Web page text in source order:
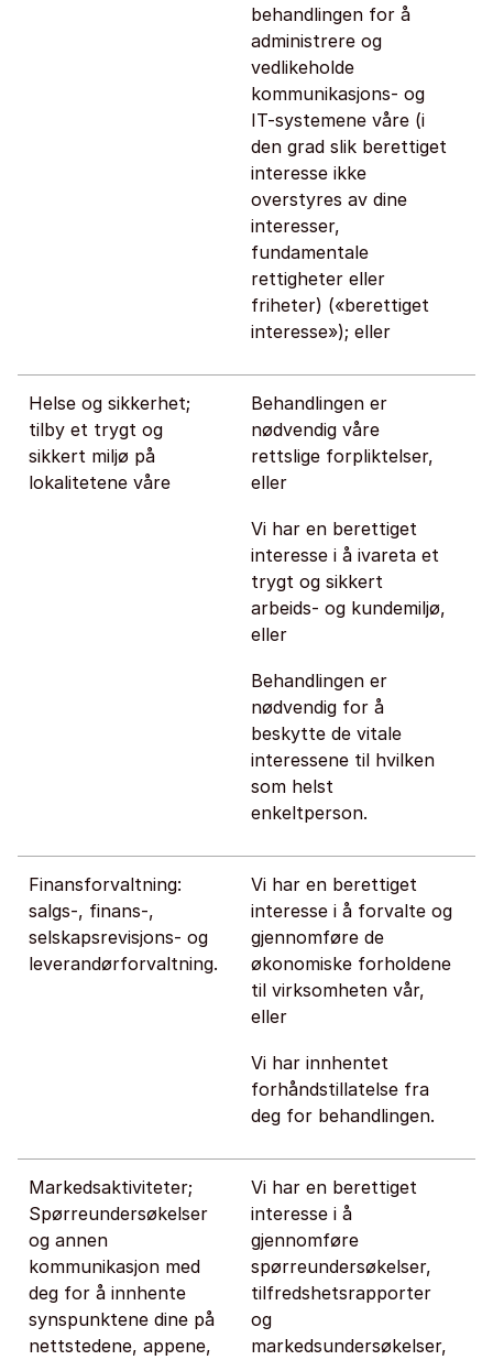
behandlingen for å
administrere og
vedlikeholde
kommunikasjons- og
IT-systemene våre (i
den grad slik berettiget
interesse ikke
overstyres av dine
interesser,
fundamentale
rettigheter eller
friheter) («berettiget
interesse»); eller
Helse og sikkerhet;
tilby et trygt og
sikkert miljø på
lokalitetene våre
Behandlingen er
nødvendig våre
rettslige forpliktelser,
eller
Vi har en berettiget
interesse i å ivareta et
trygt og sikkert
arbeids- og kundemiljø,
eller
Behandlingen er
nødvendig for å
beskytte de vitale
interessene til hvilken
som helst
enkeltperson.
Finansforvaltning:
salgs-, finans-,
selskapsrevisjons- og
leverandørforvaltning.
Vi har en berettiget
interesse i å forvalte og
gjennomføre de
økonomiske forholdene
til virksomheten vår,
eller
Vi har innhentet
forhåndstillatelse fra
deg for behandlingen.
Markedsaktiviteter;
Spørreundersøkelser
og annen
kommunikasjon med
deg for å innhente
synspunktene dine på
nettstedene, appene,
Vi har en berettiget
interesse i å
gjennomføre
spørreundersøkelser,
tilfredshetsrapporter
og
markedsundersøkelser,